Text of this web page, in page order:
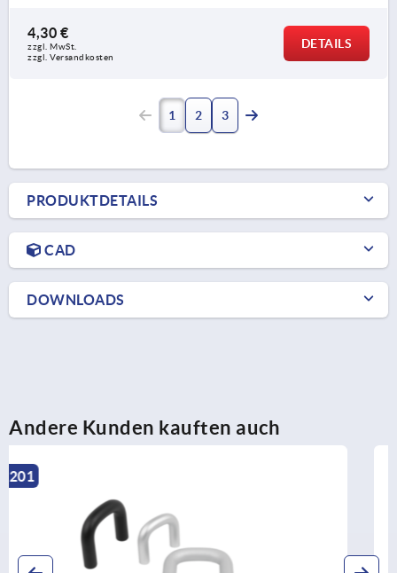
4,30 €
zzgl. MwSt.
zzgl. Versandkosten
DETAILS
1 2 3
PRODUKTDETAILS
CAD
DOWNLOADS
Andere Kunden kauften auch
K0190